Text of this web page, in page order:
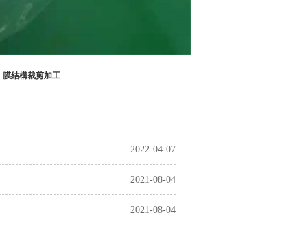
膜結構裁剪加工
2022-04-07
2021-08-04
2021-08-04